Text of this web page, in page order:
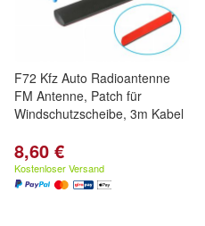
F72 Kfz Auto Radioantenne
FM Antenne, Patch für
Windschutzscheibe, 3m Kabel
8,60 €
Kostenloser Versand